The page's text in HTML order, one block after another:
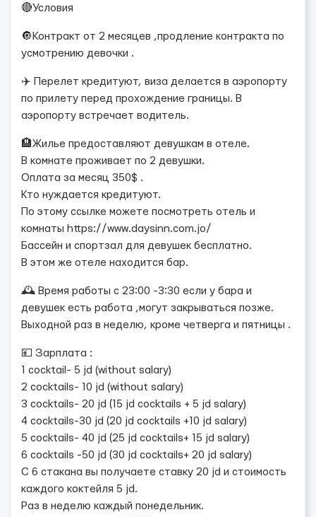
🔴Условия
🔘Контракт от 2 месяцев ,продление контракта по
усмотрению девочки .
✈️ Перелет кредитуют, виза делается в аэропорту
по прилету перед прохождение границы. В
аэропорту встречает водитель.
🏨Жилье предоставляют девушкам в отеле.
В комнате проживает по 2 девушки.
Оплата за месяц 350$ .
Кто нуждается кредитуют.
По этому ссылке можете посмотреть отель и
комнаты https://www.daysinn.com.jo/
Бассейн и спортзал для девушек бесплатно.
В этом же отеле находится бар.
🕰️ Время работы с 23:00 -3:30 если у бара и
девушек есть работа ,могут закрываться позже.
Выходной раз в неделю, кроме четверга и пятницы .
💴 Зарплата :
1 cocktail- 5 jd (without salary)
2 cocktails- 10 jd (without salary)
3 cocktails- 20 jd (15 jd cocktails + 5 jd salary)
4 cocktails-30 jd (20 jd cocktails +10 jd salary)
5 cocktails- 40 jd (25 jd cocktails+ 15 jd salary)
6 cocktails -50 jd (30 jd cocktails+ 20 jd salary)
С 6 стакана вы получаете ставку 20 jd и стоимость
каждого коктейля 5 jd.
Раз в неделю каждый понедельник.